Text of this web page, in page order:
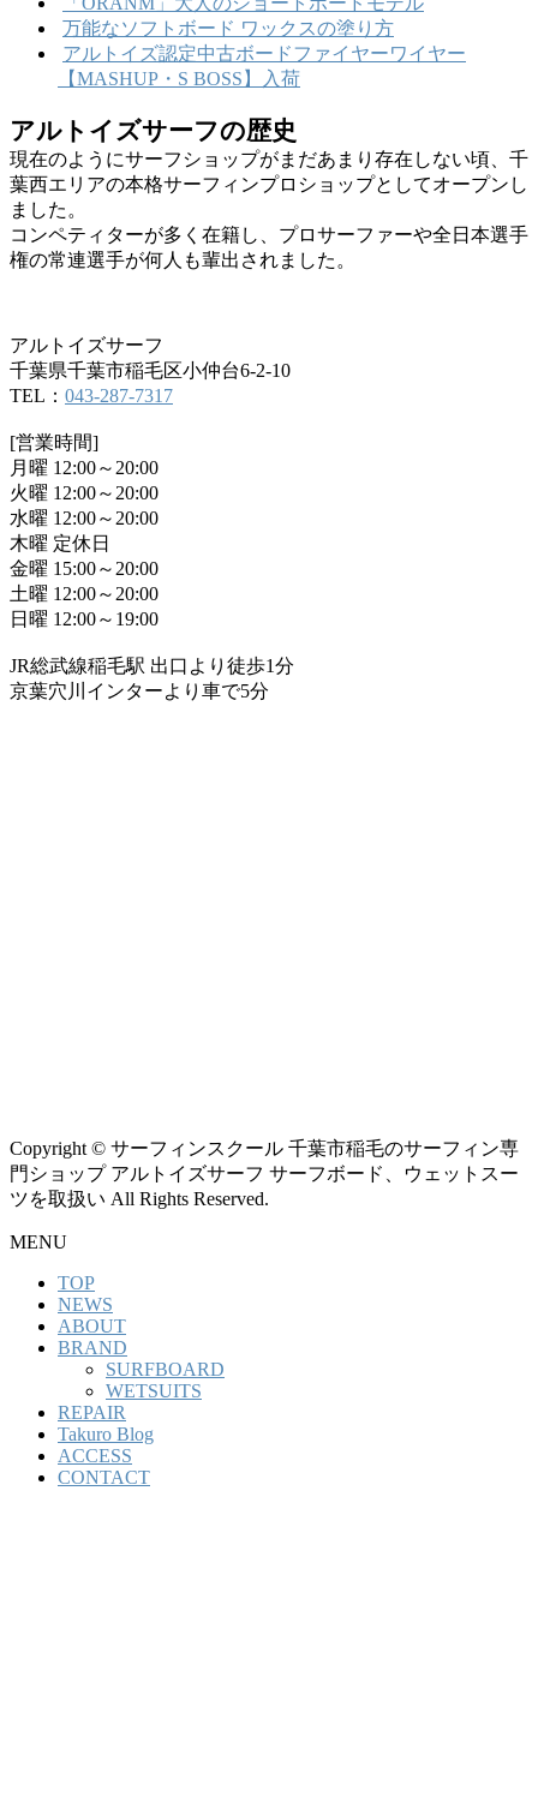
万能なソフトボード ワックスの塗り方
アルトイズ認定中古ボードファイヤーワイヤー
【MASHUP・S BOSS】入荷
アルトイズサーフの歴史
現在のようにサーフショップがまだあまり存在しない頃、千
葉西エリアの本格サーフィンプロショップとしてオープンし
ました。
コンペティターが多く在籍し、プロサーファーや全日本選手
権の常連選手が何人も輩出されました。
アルトイズサーフ
千葉県千葉市稲毛区小仲台6-2-10
TEL： 043-287-7317
[営業時間]
月曜 12:00～20:00
火曜 12:00～20:00
水曜 12:00～20:00
木曜 定休日
金曜 15:00～20:00
土曜 12:00～20:00
日曜 12:00～19:00
JR総武線稲毛駅 出口より徒歩1分
京葉穴川インターより車で5分
Copyright © サーフィンスクール 千葉市稲毛のサーフィン専
門ショップ アルトイズサーフ サーフボード、ウェットスー
ツを取扱い All Rights Reserved.
MENU
TOP
NEWS
ABOUT
BRAND
SURFBOARD
WETSUITS
REPAIR
Takuro Blog
ACCESS
CONTACT